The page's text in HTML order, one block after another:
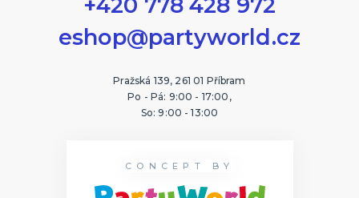
+420 778 428 972
eshop@partyworld.cz
Pražská 139, 261 01 Příbram
Po - Pá: 9:00 - 17:00,
So: 9:00 - 13:00
CONCEPT BY